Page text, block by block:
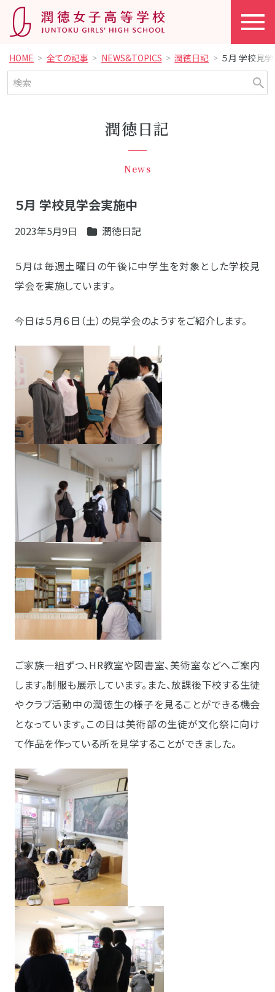
HOME 全ての記事 NEWS&TOPICS 潤徳日記 ５月 学校見
潤徳日記
News
５月 学校見学会実施中
2023年5月9日 潤徳日記
５月は毎週土曜日の午後に中学生を対象とした学校見
学会を実施しています。
今日は５月６日（土）の見学会のようすをご紹介します。
ご家族一組ずつ、HR教室や図書室、美術室などへご案内
します。制服も展示しています。また、放課後下校する生徒
やクラブ活動中の潤徳生の様子を見ることができる機会
となっています。この日は美術部の生徒が文化祭に向け
て作品を作っている所を見学することができました。